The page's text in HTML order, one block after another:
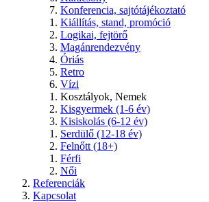
Konferencia, sajtótájékoztató
Kiállítás, stand, promóció
Logikai, fejtörő
Magánrendezvény
Óriás
Retro
Vízi
Kosztályok, Nemek
Kisgyermek (1-6 év)
Kisiskolás (6-12 év)
Serdülő (12-18 év)
Felnőtt (18+)
Férfi
Női
Referenciák
Kapcsolat